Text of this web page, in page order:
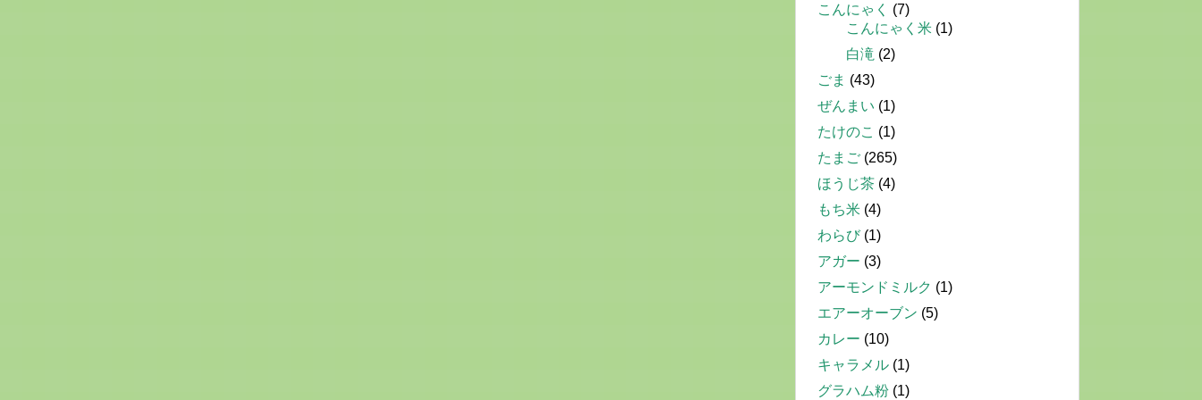
こんにゃく
(7)
こんにゃく米 (1)
白滝 (2)
ごま (43)
ぜんまい (1)
たけのこ (1)
たまご (265)
ほうじ茶 (4)
もち米 (4)
わらび(1)
アガー (3)
アーモンドミルク (1)
エアーオーブン (5)
カレー (10)
キャラメル (1)
グラハム粉 (1)